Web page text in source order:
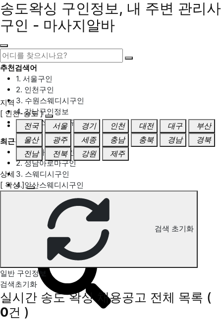
송도왁싱 구인정보, 내 주변 관리사
구인 - 마사지알바
추천검색어
1. 서울구인
2. 인천구인
3. 수원스웨디시구인
4. 강남구인정보
5. 동탄스웨디시구인
최근검색어
1. 일산마사지구인
2. 성남아로마구인
3. 스웨디시구인
4. 안산스웨디시구인
송도 왁싱 구인정보
지역
[ 인천-송도 ]
전국
서울 경기 인천 대전 대구
부산
울산
광주 세종 충남 충북 경남
경북
전남
전북 강원 제주
상세
[ 왁싱 ]
검색 초기화
일반 구인정보
검색초기화
실시간 송도 왁싱 채용공고 전체 목록 (
0건 )